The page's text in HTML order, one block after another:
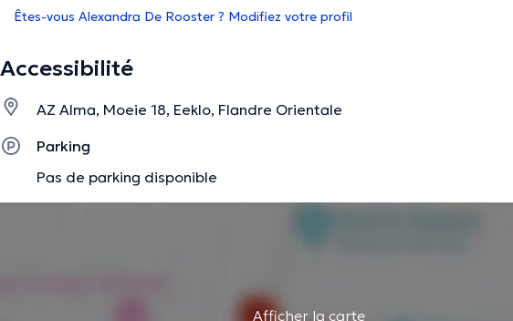
Êtes-vous Alexandra De Rooster ? Modifiez votre profil
Accessibilité
AZ Alma, Moeie 18, Eeklo, Flandre Orientale
Parking
Pas de parking disponible
Afficher la carte